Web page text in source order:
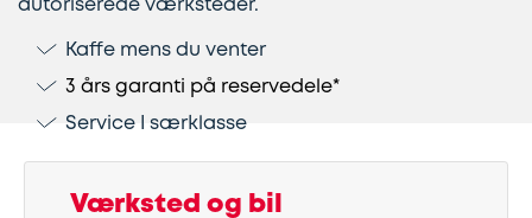
Lapning
af
dæk
Kobling
Ladestandere
Vinterdæk
Stålfælge
Helårsdæk
Guides
Helårsdæk
Kør
selv
ferie
Bosch
Car
Service
autoriserede værksteder.
Kaffe mens du venter
3 års garanti på reservedele*
Service I særklasse
Værksted og bil